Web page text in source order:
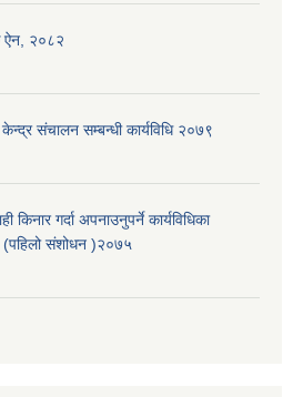
ऐन, २०८२
संचालन सम्बन्धी कार्यविधि २०७९
किनार गर्दा अपनाउनुपर्ने कार्यविधिका
(पहिलो संशोधन )२०७५